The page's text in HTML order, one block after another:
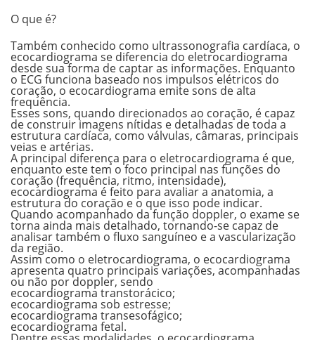
O que é?
Também conhecido como ultrassonografia cardíaca, o
ecocardiograma se diferencia do eletrocardiograma
desde sua forma de captar as informações. Enquanto
o ECG funciona baseado nos impulsos elétricosdo
coração, o ecocardiograma emitesons de alta
frequência.
Esses sons, quando direcionados ao coração, é capaz
de construir imagens nítidas e detalhadas de toda a
estrutura cardíaca, como válvulas, câmaras, principais
veias e artérias.
A principal diferença para o eletrocardiograma é que,
enquanto este tem o foco principal nas funções do
coração (frequência, ritmo, intensidade),
ecocardiograma é feito para avaliar a anatomia, a
estrutura do coração e o que isso pode indicar.
Quando acompanhado da função doppler, o exame se
torna ainda mais detalhado, tornando-se capaz de
analisar também o fluxo sanguíneo e a vascularização
da região.
Assim como o eletrocardiograma, o ecocardiograma
apresenta quatro principais variações, acompanhadas
ou não por doppler, sendo
ecocardiograma transtorácico;
ecocardiograma sob estresse;
ecocardiograma transesofágico;
ecocardiograma fetal.